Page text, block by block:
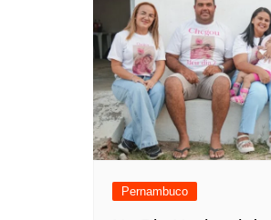
Pernambuco